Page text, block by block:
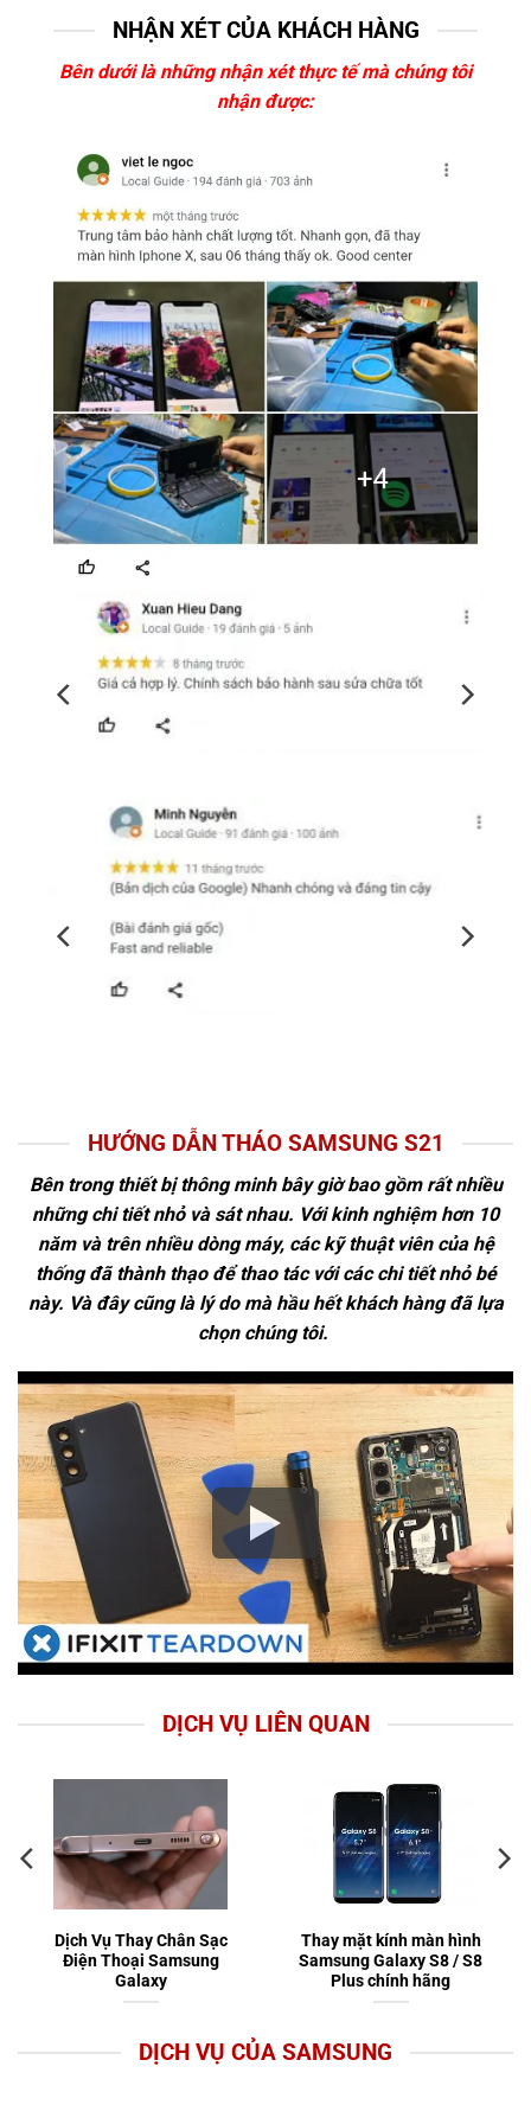
NHẬN XÉT CỦA KHÁCH HÀNG
Bên dưới là những nhận xét thực tế mà chúng tôi
nhận được:
HƯỚNG DẪN THÁO SAMSUNG S21
Bên trong thiết bị thông minh bây giờ bao gồm rất nhiều
những chi tiết nhỏ và sát nhau. Với kinh nghiệm hơn 10
năm và trên nhiều dòng máy, các kỹ thuật viên của hệ
thống đã thành thạo để thao tác với các chi tiết nhỏ bé
này. Và đây cũng là lý do mà hầu hết khách hàng đã lựa
chọn chúng tôi.
DỊCH VỤ LIÊN QUAN
Dịch Vụ Thay Chân Sạc
Điện Thoại Samsung
Galaxy
Thay mặt kính màn hình
Samsung Galaxy S8 / S8
Plus chính hãng
DỊCH VỤ CỦA SAMSUNG